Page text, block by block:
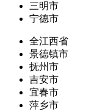
三明市
宁德市
全江西省
景德镇市
抚州市
吉安市
宜春市
萍乡市